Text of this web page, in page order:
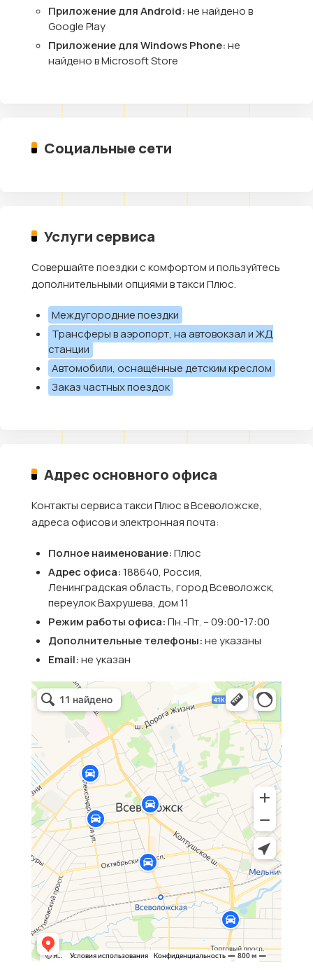
Приложение для Android:не найдено в
Google Play
Приложение для Windows Phone:не
найдено в Microsoft Store
Социальные сети
Услуги сервиса
Совершайте поездки с комфортом и пользуйтесь
дополнительными опциями в такси Плюс.
Междугородние поездки
Трансферы в аэропорт, на автовокзал и ЖД
станции
Автомобили, оснащённые детским креслом
Заказ частных поездок
Адрес основного офиса
Контакты сервиса такси Плюс в Всеволожске,
адреса офисов и электронная почта:
Полное наименование:Плюс
Адрес офиса:188640, Россия,
Ленинградская область, город Всеволожск,
переулок Вахрушева, дом 11
Режим работы офиса:Пн.-Пт. – 09:00-17:00
Дополнительные телефоны:не указаны
Email:не указан